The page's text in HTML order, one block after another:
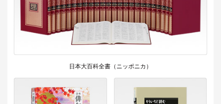
日本大百科全書（ニッポニカ）